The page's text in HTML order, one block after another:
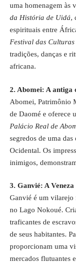
uma homenagem às
da História de Uidá,
espirituais entre
Festival das
tradições, danças e
africana.
2. Abomei: A antiga
Abomei, Patrimônio
de Daomé e oferece
Palácio Real de
segredos de uma
Ocidental. Os
inimigos,
3. Ganvié: A
Ganvié é um vilarejo
no Lago Nokoué.
traficantes de
de seus habitantes.
proporcionam uma
mercados flutuantes